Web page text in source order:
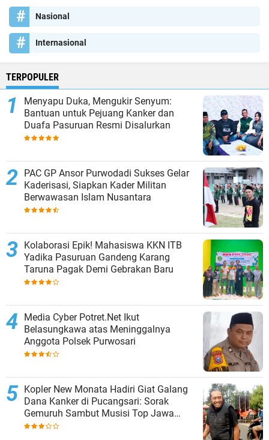
Nasional
Internasional
TERPOPULER
Menyapu Duka, Mengukir Senyum:
Bantuan untuk Pejuang Kanker dan
Duafa Pasuruan Resmi Disalurkan
PAC GP Ansor Purwodadi Sukses Gelar
Kaderisasi, Siapkan Kader Militan
Berwawasan Islam Nusantara
Kolaborasi Epik! Mahasiswa KKN ITB
Yadika Pasuruan Gandeng Karang
Taruna Pagak Demi Gebrakan Baru
Media Cyber Potret.Net Ikut
Belasungkawa atas Meninggalnya
Anggota Polsek Purwosari
Kopler New Monata Hadiri Giat Galang
Dana Kanker di Pucangsari: Sorak
Gemuruh Sambut Musisi Top Jawa
Timur